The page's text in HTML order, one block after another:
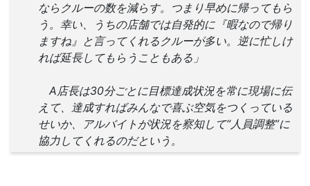
ならクルーの数を減らす。つまり早めに帰ってもら
う。幸い、うちの店舗では自発的に『暇なので帰り
ますね』と言ってくれるクルーが多い。逆に忙しけ
れば延長してもらうこともある」
A店長は30分ごとに目標達成状況を常に現場に伝
えて、達成すればみんなで喜ぶ空気をつくっている
せいか、アルバイトが状況を察知して“人員調整”に
協力してくれるのだという。